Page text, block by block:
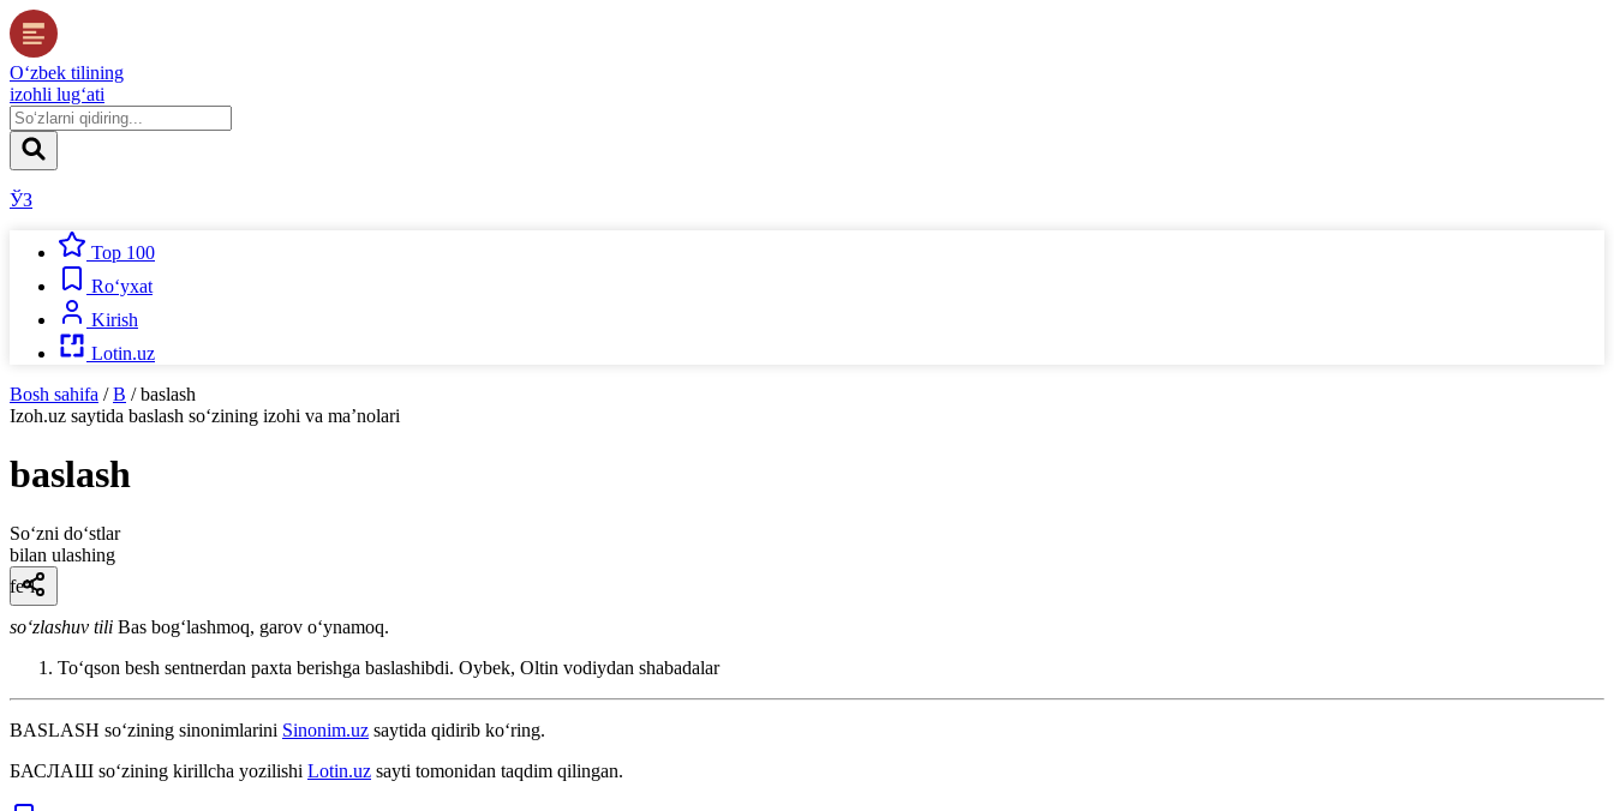
O‘zbek tilining
izohli lug‘ati
ЎЗ
Top 100
Ro‘yxat
Kirish
Lotin.uz
Bosh sahifa / B / baslash
Izoh.uz saytida baslash so‘zining izohi va ma’nolari
baslash
So‘zni do‘stlar
bilan ulashing
fe’l
so‘zlashuv tili Bas bogʻlashmoq, garov oʻynamoq.
Toʻqson besh sentnerdan paxta berishga baslashibdi. Oybek, Oltin vodiydan shabadalar
BASLASH so‘zining sinonimlarini Sinonim.uz saytida qidirib ko‘ring.
БАСЛАШ so‘zining kirillcha yozilishi Lotin.uz sayti tomonidan taqdim qilingan.